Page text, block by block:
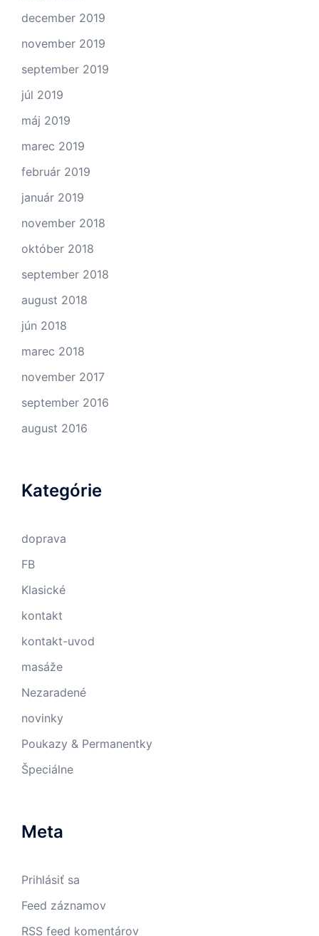
december 2019
november 2019
september 2019
júl 2019
máj 2019
marec 2019
február 2019
január 2019
november 2018
október 2018
september 2018
august 2018
jún 2018
marec 2018
november 2017
september 2016
august 2016
Kategórie
doprava
FB
Klasické
kontakt
kontakt-uvod
masáže
Nezaradené
novinky
Poukazy & Permanentky
Špeciálne
Meta
Prihlásiť sa
Feed záznamov
RSS feed komentárov